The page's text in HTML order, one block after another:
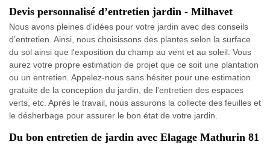
Devis personnalisé d’entretien jardin - Milhavet
Nous avons pleines d'idées pour votre jardin avec des conseils
d’entretien. Ainsi, nous choisissons des plantes selon la surface
du sol ainsi que l'exposition du champ au vent et au soleil. Vous
aurez votre propre estimation de projet que ce soit une plantation
ou un entretien. Appelez-nous sans hésiter pour une estimation
gratuite de la conception du jardin, de l'entretien des espaces
verts, etc. Après le travail, nous assurons la collecte des feuilles et
le désherbage pour assurer le bon état de votre jardin.
Du bon entretien de jardin avec Elagage Mathurin 81